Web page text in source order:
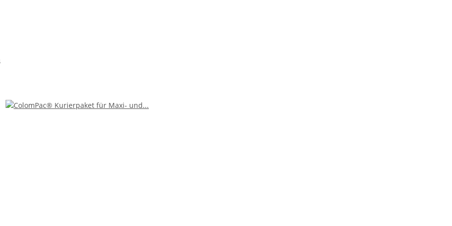
für den Versand. Dank der kompakten Abmessungen ist es ideal für Maxi- und Großbriefe geeignet. Die stabile
benötigt wird.